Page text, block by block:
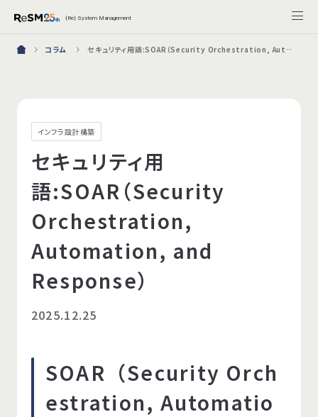
{Re} System Management
コラム セキュリティ用語:SOAR（Security Orchestration, Automation, and Response）
インフラ設計構築
セキュリティ用
語:SOAR（Security
Orchestration,
Automation, and
Response）
2025.12.25
SOAR（Security Orch
estration, Automatio